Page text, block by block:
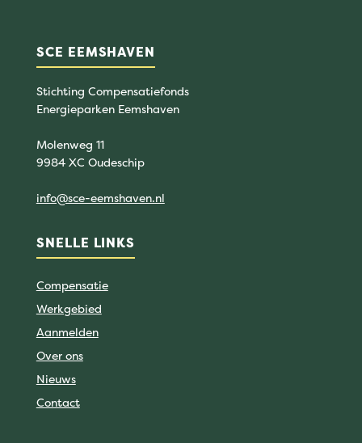
SCE EEMSHAVEN
Stichting Compensatiefonds
Energieparken Eemshaven
Molenweg 11
9984 XC Oudeschip
info@sce-eemshaven.nl
SNELLE LINKS
Compensatie
Werkgebied
Aanmelden
Over ons
Nieuws
Contact